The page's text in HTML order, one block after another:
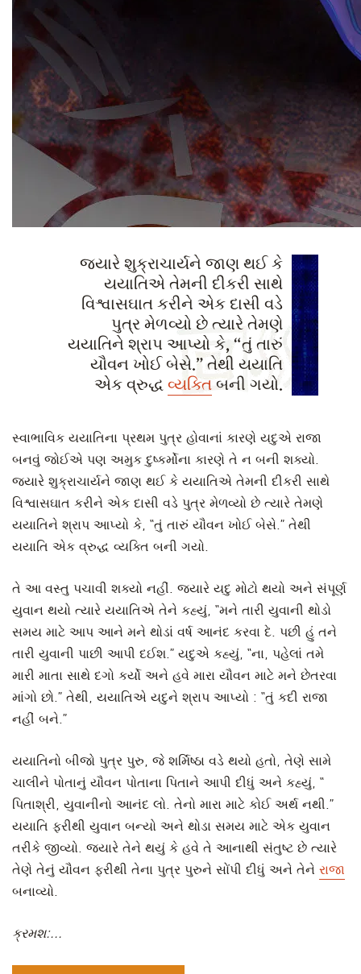
જ્યારે શુક્રાચાર્યને જાણ થઈ કે
યયાતિએ તેમની દીકરી સાથે
વિશ્વાસઘાત કરીને એક દાસી વડે
પુત્ર મેળવ્યો છે ત્યારે તેમણે
યયાતિને શ્રાપ આપ્યો કે, “તું તારું
યૌવન ખોઈ બેસે.” તેથી યયાતિ
એક વ્રુદ્ધ વ્યક્તિબની ગયો.
સ્વાભાવિક યયાતિના પ્રથમ પુત્ર હોવાનાં કારણે યદુએ રાજા
બનવું જોઈએ પણ અમુક દુષ્કર્મોના કારણે તે ન બની શક્યો.
જ્યારે શુક્રાચાર્યને જાણ થઈ કે યયાતિએ તેમની દીકરી સાથે
વિશ્વાસઘાત કરીને એક દાસી વડે પુત્ર મેળવ્યો છે ત્યારે તેમણે
યયાતિને શ્રાપ આપ્યો કે, “તું તારું યૌવન ખોઈ બેસે.” તેથી
યયાતિ એક વ્રુદ્ધ વ્યક્તિ બની ગયો.
તે આ વસ્તુ પચાવી શક્યો નહીં. જ્યારે યદુ મોટો થયો અને સંપૂર્ણ
યુવાન થયો ત્યારે યયાતિએ તેને કહ્યું, “મને તારી યુવાની થોડો
સમય માટે આપ આને મને થોડાં વર્ષ આનંદ કરવા દે. પછી હું તને
તારી યુવાની પાછી આપી દઈશ.” યદુએ કહ્યું, “ના, પહેલાં તમે
મારી માતા સાથે દગો કર્યો અને હવે મારા યૌવન માટે મને છેતરવા
માંગો છો.” તેથી, યયાતિએ યદુને શ્રાપ આપ્યો : “તું કદી રાજા
નહીં બને.”
યયાતિનો બીજો પુત્ર પુરુ, જે શર્મિષ્ઠા વડે થયો હતો, તેણે સામે
ચાલીને પોતાનું યૌવન પોતાના પિતાને આપી દીધું અને કહ્યું, “
પિતાશ્રી, યુવાનીનો આનંદ લો. તેનો મારા માટે કોઈ અર્થ નથી.”
યયાતિ ફરીથી યુવાન બન્યો અને થોડા સમય માટે એક યુવાન
તરીકે જીવ્યો. જ્યારે તેને થયું કે હવે તે આનાથી સંતુષ્ટ છે ત્યારે
તેણે તેનું યૌવન ફરીથી તેના પુત્ર પુરુને સોંપી દીધું અને તેને રાજા
બનાવ્યો.
ક્રમશ:...